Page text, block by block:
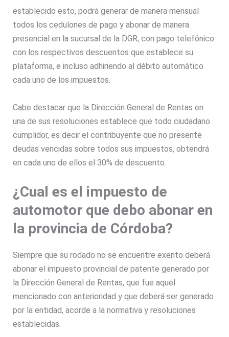
establecido esto, podrá generar de manera mensual
todos los cedulones de pago y abonar de manera
presencial en la sucursal de la DGR, con pago telefónico
con los respectivos descuentos que establece su
plataforma, e incluso adhiriendo al débito automático
cada uno de los impuestos.
Cabe destacar que la Dirección General de Rentas en
una de sus resoluciones establece que todo ciudadano
cumplidor, es decir el contribuyente que no presente
deudas vencidas sobre todos sus impuestos, obtendrá
en cada uno de ellos el 30% de descuento.
¿Cual es el impuesto de
automotor que debo abonar en
la provincia de Córdoba?
Siempre que su rodado no se encuentre exento deberá
abonar el impuesto provincial de patente generado por
la Dirección General de Rentas, que fue aquel
mencionado con anterioridad y que deberá ser generado
por la entidad, acorde a la normativa y resoluciones
establecidas.